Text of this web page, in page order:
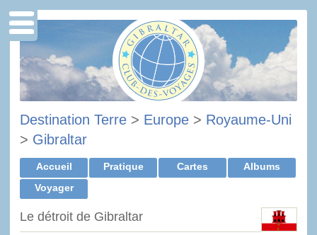
Destination Terre > Europe > Royaume-Uni
> Gibraltar
Accueil Pratique Cartes
Albums
Voyager
Le détroit de Gibraltar